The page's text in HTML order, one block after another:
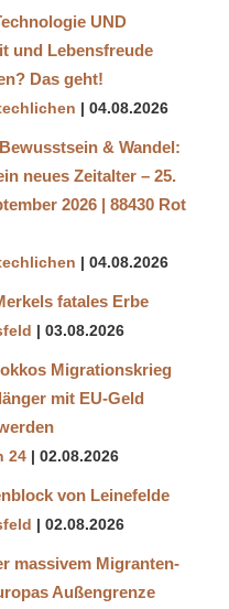
UND
und Lebensfreude
Das geht!
04.08.2026
& Wandel:
neues Zeitalter – 25.
2026 | 88430 Rot
04.08.2026
fatales Erbe
03.08.2026
Migrationskrieg
mit EU-Geld
24 02.08.2026
von Leinefelde
02.08.2026
massivem Migranten-
Außengrenze